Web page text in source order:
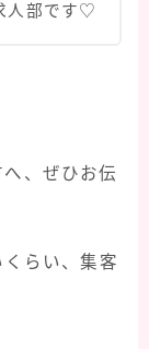
人部です♡
、ぜひお伝
らい、集客